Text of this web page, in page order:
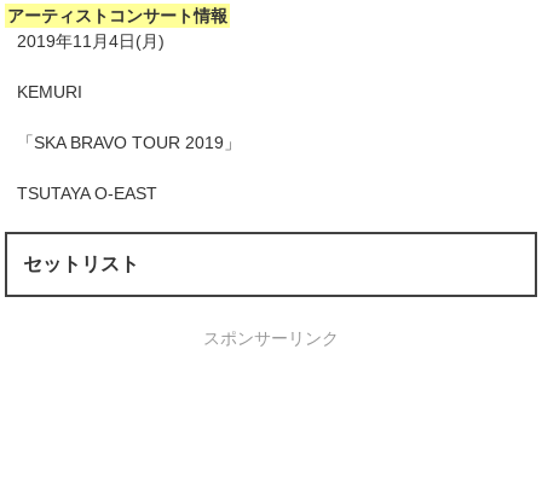
アーティストコンサート情報
2019年11月4日(月)
KEMURI
「SKA BRAVO TOUR 2019」
TSUTAYA O-EAST
セットリスト
スポンサーリンク